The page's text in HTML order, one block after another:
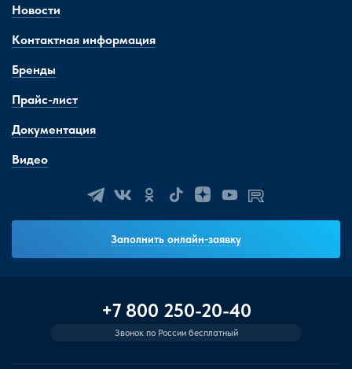
Новости
Контактная информация
Бренды
Прайс-лист
Документация
Видео
Заполнить онлайн-заявку
+7 800 250-20-40
Звонок по России бесплатный